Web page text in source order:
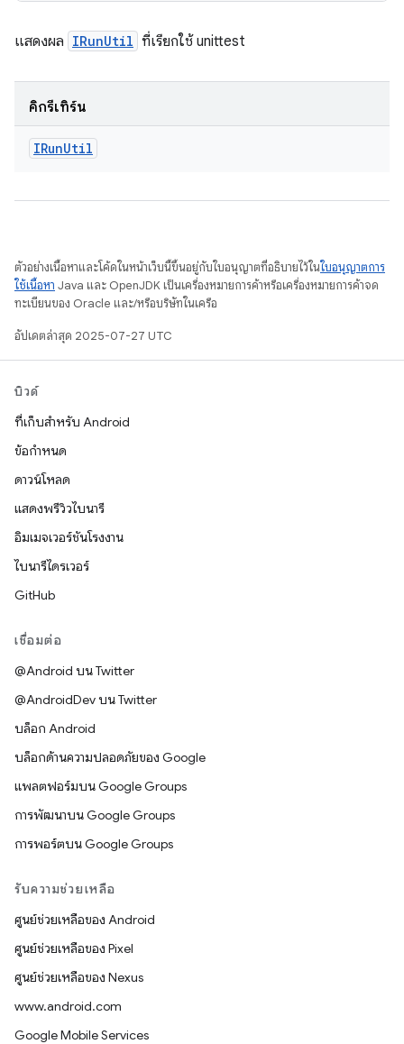
แสดงผล IRunUtil ที่เรียกใช้ unittest
คิกรีเทิร์น
IRunUtil
ตัวอย่างเนื้อหาและโค้ดในหน้าเว็บนี้ขึ้นอยู่กับใบอนุญาตที่อธิบายไว้ในใบอนุญาตการ
ใช้เนื้อหา Java และ OpenJDK เป็นเครื่องหมายการค้าหรือเครื่องหมายการค้าจด
ทะเบียนของ Oracle และ/หรือบริษัทในเครือ
อัปเดตล่าสุด 2025-07-27 UTC
บิวด์
ที่เก็บสำหรับ Android
ข้อกำหนด
ดาวน์โหลด
แสดงพรีวิวไบนารี
อิมเมจเวอร์ชันโรงงาน
ไบนารีไดรเวอร์
GitHub
เชื่อมต่อ
@Android บน Twitter
@AndroidDev บน Twitter
บล็อก Android
บล็อกด้านความปลอดภัยของ Google
แพลตฟอร์มบน Google Groups
การพัฒนาบน Google Groups
การพอร์ตบน Google Groups
รับความช่วยเหลือ
ศูนย์ช่วยเหลือของ Android
ศูนย์ช่วยเหลือของ Pixel
ศูนย์ช่วยเหลือของ Nexus
www.android.com
Google Mobile Services